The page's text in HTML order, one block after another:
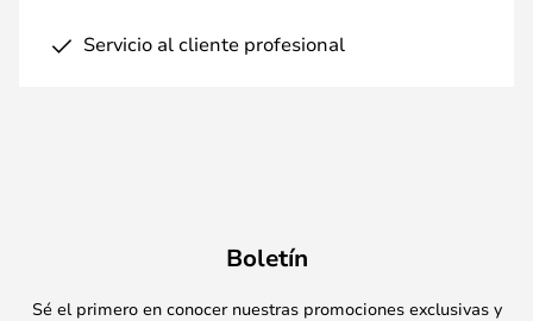
Servicio al cliente profesional
Boletín
Sé el primero en conocer nuestras promociones exclusivas y